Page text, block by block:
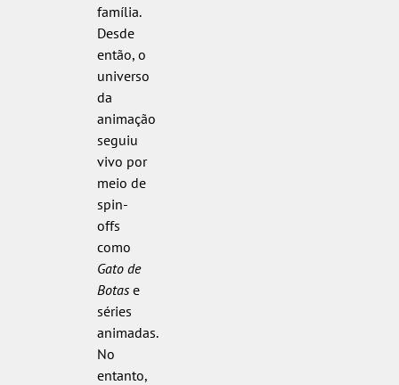
família.
Desde
então, o
universo
da
animação
seguiu
vivo por
meio de
spin-
offs
como
Gato de
Botase
séries
animadas.
No
entanto,